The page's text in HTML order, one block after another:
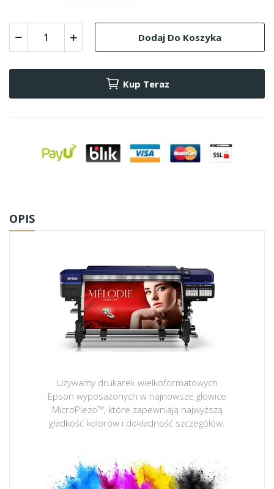
Dodaj Do Koszyka
Kup Teraz
OPIS
Używamy drukarek wielkoformatowych
Epson wyposażonych w najnowsze głowice
MicroPiezo™, które zapewniają najwyższą
gładkość kolorów i dokładność szczegółów.